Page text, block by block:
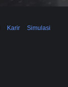
Karir
Simulasi